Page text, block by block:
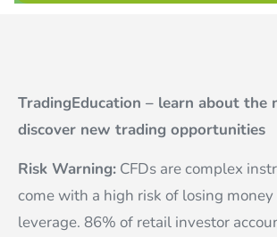
TradingEducation – learn about the
discover new trading opportunities
Risk Warning: CFDs are complex
come with a high risk of losing
leverage. 86% of retail investor